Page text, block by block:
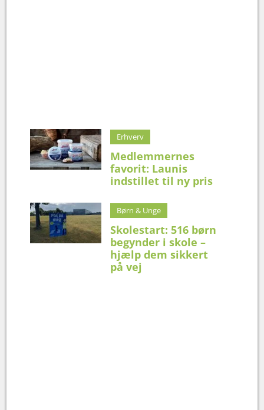
Erhverv
Medlemmernes
favorit: Launis
indstillet til ny pris
Børn & Unge
Skolestart: 516 børn
begynder i skole –
hjælp dem sikkert
på vej